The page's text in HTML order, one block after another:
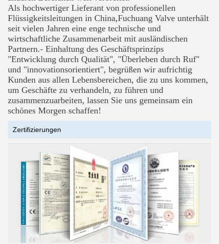
Als hochwertiger Lieferant von professionellen
Flüssigkeitsleitungen in China,Fuchuang Valve unterhält
seit vielen Jahren eine enge technische und
wirtschaftliche Zusammenarbeit mit ausländischen
Partnern.- Einhaltung des Geschäftsprinzips
"Entwicklung durch Qualität", "Überleben durch Ruf"
und "innovationsorientiert", begrüßen wir aufrichtig
Kunden aus allen Lebensbereichen, die zu uns kommen,
um Geschäfte zu verhandeln, zu führen und
zusammenzuarbeiten, lassen Sie uns gemeinsam ein
schönes Morgen schaffen!
Zertifizierungen